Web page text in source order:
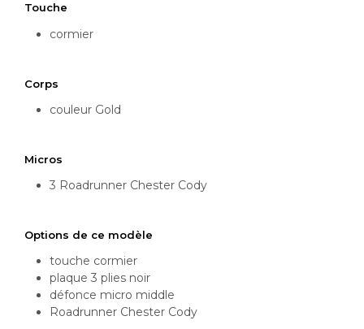
Touche
cormier
Corps
couleur Gold
Micros
3 Roadrunner Chester Cody
Options de ce modèle
touche cormier
plaque 3 plies noir
défonce micro middle
Roadrunner Chester Cody